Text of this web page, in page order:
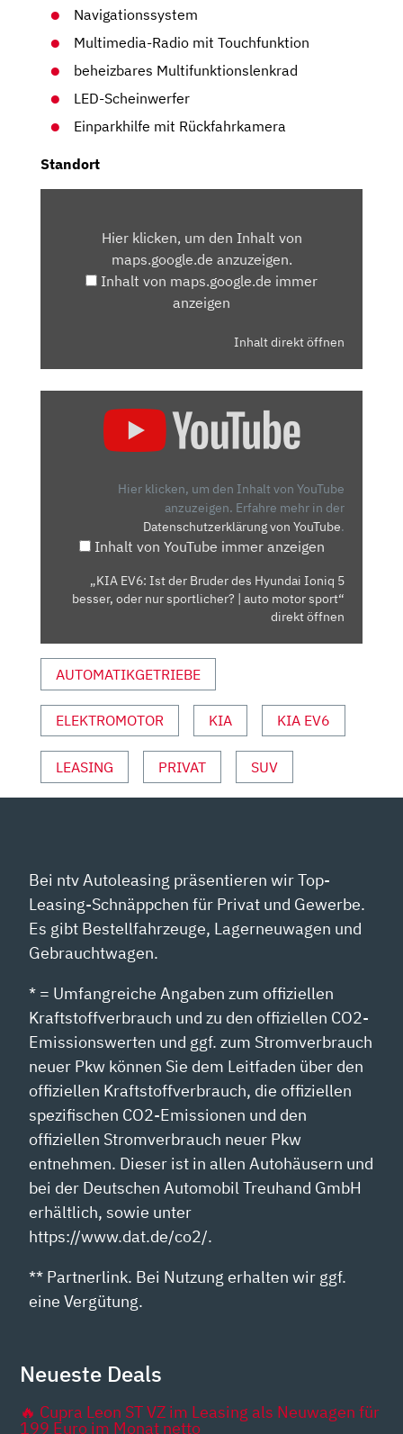
Navigationssystem
Multimedia-Radio mit Touchfunktion
beheizbares Multifunktionslenkrad
LED-Scheinwerfer
Einparkhilfe mit Rückfahrkamera
Standort
MAPS.GOOGLE.DEHier klicken, um den Inhalt von
maps.google.de anzuzeigen.
Inhalt von maps.google.de immer
anzeigen
Inhalt direkt öffnen
IONIQ
BESSER,
SPORTLICHER?
AUTO
MOTOR
VON
YOUTUBE
Hier klicken, um den Inhalt von YouTube
anzuzeigen. Erfahre mehr in der
Datenschutzerklärung von YouTube.
Inhalt von YouTube immer anzeigen
„KIA EV6: Ist der Bruder des Hyundai Ioniq 5
besser, oder nur sportlicher? | auto motor sport“
direkt öffnen
AUTOMATIKGETRIEBE
ELEKTROMOTOR KIA KIA EV6
LEASING PRIVAT SUV
Bei ntv Autoleasing präsentieren wir Top-
Leasing-Schnäppchen für Privat und Gewerbe.
Es gibt Bestellfahrzeuge, Lagerneuwagen und
Gebrauchtwagen.
* = Umfangreiche Angaben zum offiziellen
Kraftstoffverbrauch und zu den offiziellen CO2-
Emissionswerten und ggf. zum Stromverbrauch
neuer Pkw können Sie dem Leitfaden über den
offiziellen Kraftstoffverbrauch, die offiziellen
spezifischen CO2-Emissionen und den
offiziellen Stromverbrauch neuer Pkw
entnehmen. Dieser ist in allen Autohäusern und
bei der Deutschen Automobil Treuhand GmbH
erhältlich, sowie unter
https://www.dat.de/co2/.
** Partnerlink. Bei Nutzung erhalten wir ggf.
eine Vergütung.
Neueste Deals
🔥 Cupra Leon ST VZ im Leasing als Neuwagen für
199 Euro im Monat netto